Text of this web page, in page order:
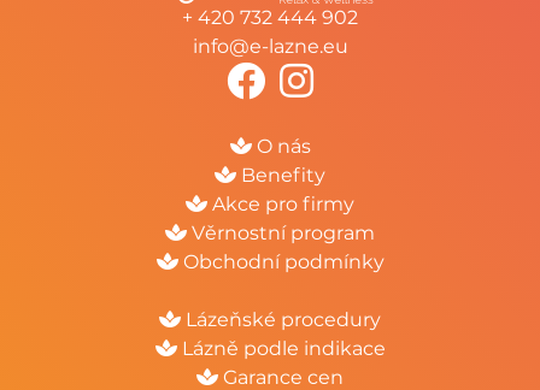
+ 420 732 444 902
info@e-lazne.eu
O nás
Benefity
Akce pro firmy
Věrnostní program
Obchodní podmínky
Lázeňské procedury
Lázně podle indikace
Garance cen